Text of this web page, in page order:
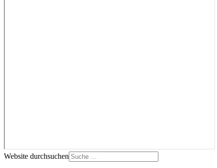
Website durchsuchen